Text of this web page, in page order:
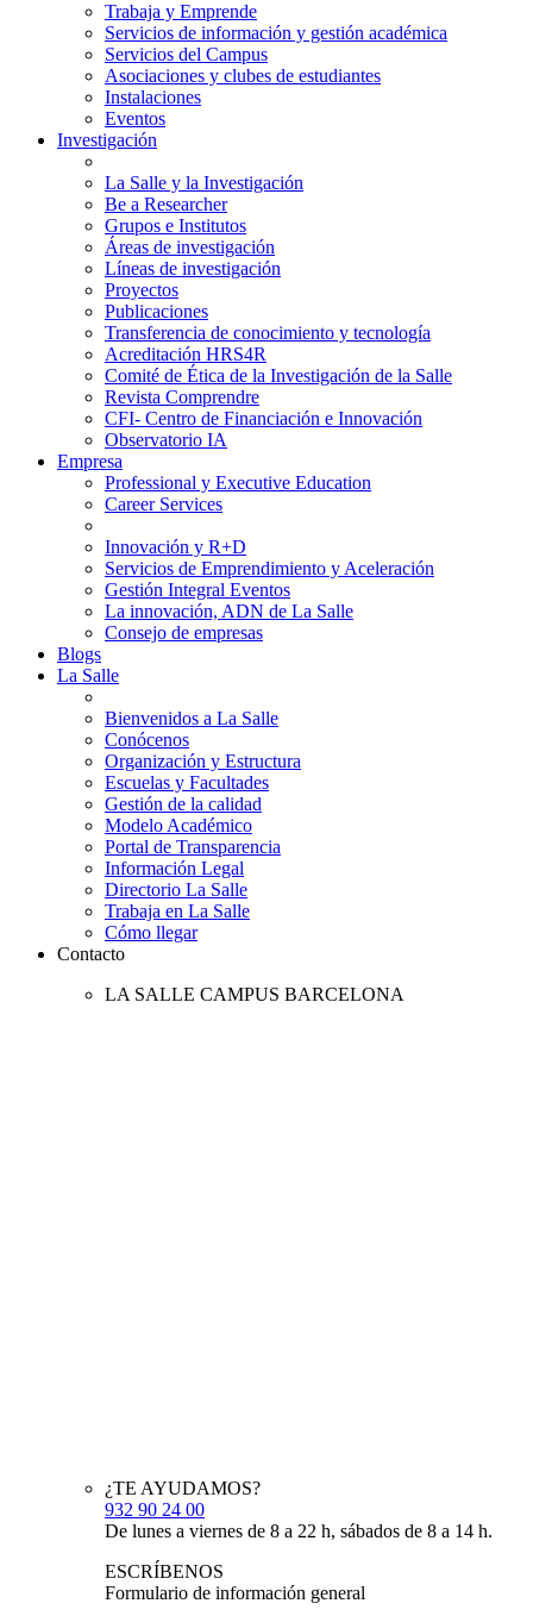
Trabaja y Emprende
Servicios de información y gestión académica
Servicios del Campus
Asociaciones y clubes de estudiantes
Instalaciones
Eventos
Investigación
La Salle y la Investigación
Be a Researcher
Grupos e Institutos
Áreas de investigación
Líneas de investigación
Proyectos
Publicaciones
Transferencia de conocimiento y tecnología
Acreditación HRS4R
Comité de Ética de la Investigación de la Salle
Revista Comprendre
CFI- Centro de Financiación e Innovación
Observatorio IA
Empresa
Professional y Executive Education
Career Services
Innovación y R+D
Servicios de Emprendimiento y Aceleración
Gestión Integral Eventos
La innovación, ADN de La Salle
Consejo de empresas
Blogs
La Salle
Bienvenidos a La Salle
Conócenos
Organización y Estructura
Escuelas y Facultades
Gestión de la calidad
Modelo Académico
Portal de Transparencia
Información Legal
Directorio La Salle
Trabaja en La Salle
Cómo llegar
Contacto
LA SALLE CAMPUS BARCELONA
¿TE AYUDAMOS?
932 90 24 00
De lunes a viernes de 8 a 22 h, sábados de 8 a 14 h.
ESCRÍBENOS
Formulario de información general